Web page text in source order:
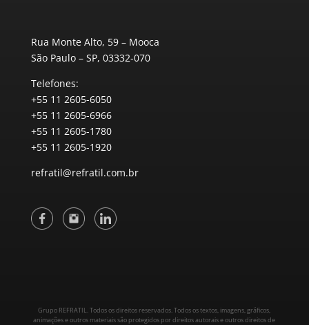
Rua Monte Alto, 59 – Mooca
São Paulo – SP, 03332-070
Telefones:
+55 11 2605-6050
+55 11 2605-6966
+55 11 2605-1780
+55 11 2605-1920
refratil@refratil.com.br
Grupo REFRATIL. Todos os direitos reservados. Todos os textos, imagens, gráficos,
animações e outros materiais são protegidos por direitos autorais e outros direitos de